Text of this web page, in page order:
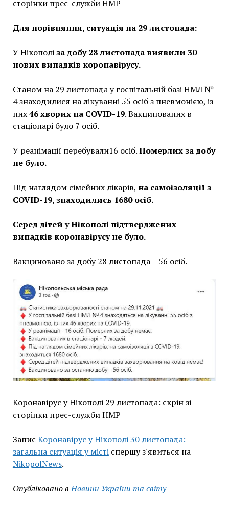
сторінки прес-служби НМР
Для порівняння, ситуація на 29 листопада:
У Нікополіза добу 28 листопада виявили 30
нових випадків коронавірусу.
Станом на 29 листопада у госпітальній базі НМЛ №
4 знаходилися на лікуванні 55 осіб з пневмонією, із
них46хворих на COVID-19. Вакцинованих в
стаціонарі було 7 осіб.
У реанімації перебували16 осіб.Померлих за добу
не було.
Під наглядом сімейних лікарів, на самоізоляції з
COVID-19, знаходились 1680 осіб.
Серед дітей у Нікополі підтверджених
випадків коронавірусу не було.
Вакциновано за добу 28 листопада – 56 осіб.
Коронавірус у Нікополі 29 листопада: скрін зі
сторінки прес-служби НМР
Запис Коронавірус у Нікополі 30 листопада:
загальна ситуація у містіспершу з'явиться на
NikopolNews.
Опубліковано в Новини України та світу